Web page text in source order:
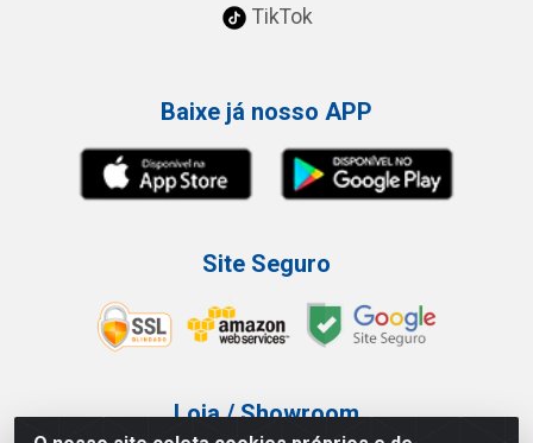
TikTok
Baixe já nosso APP
Site Seguro
Loja / Showroom